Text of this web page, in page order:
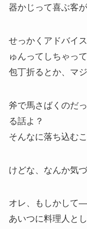
器かじって喜ぶ客
せっかくアドバイ
ゅんってしちゃって
包丁折るとか、マジ
斧で馬さばくのだ
る話よ？
そんなに落ち込む
けどな、なんか気
オレ、もしかし
あいつに料理人と